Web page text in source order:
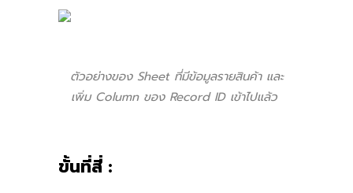
ตัวอย่างของ Sheet ที่มีข้อมูลรายสินค้า และ
เพิ่ม Column ของ Record ID เข้าไปแล้ว
ขั้นที่สี่ :